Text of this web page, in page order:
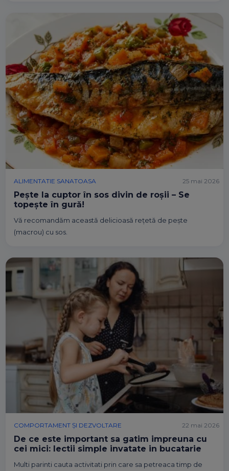
ALIMENTATIE SANATOASA
Pește la cuptor în sos divin de roșii – Se
topește în gură!
Vă recomandăm această delicioasă rețetă de pește
(macrou) cu sos.
25 mai 2026
COMPORTAMENT ȘI DEZVOLTARE
De ce este important sa gatim impreuna cu
cei mici: lectii simple invatate in bucatarie
Multi parinti cauta activitati prin care sa petreaca timp de
22 mai 2026